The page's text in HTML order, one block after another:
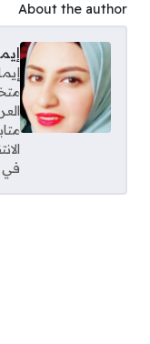
About the author
في